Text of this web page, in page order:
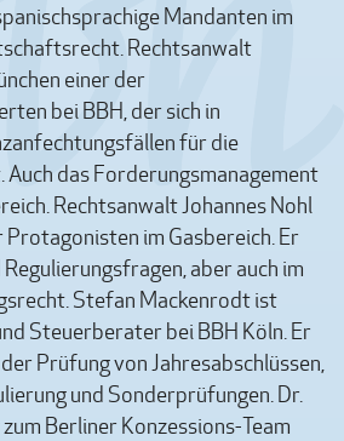
Mandanten im
Rechtsanwalt
einer der
bei BBH, der sich in
für die
Auch das Forderungsmanagement
Rechtsanwalt Johannes Nohl
im Gasbereich. Er
aber auch im
Stefan Mackenrodt ist
Steuerberater bei BBH Köln. Er
Prüfung von Jahresabschlüssen,
und Sonderprüfungen. Dr.
Berliner Konzessions-Team